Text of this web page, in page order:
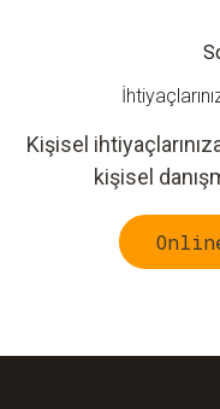
Kişisel
kişisel